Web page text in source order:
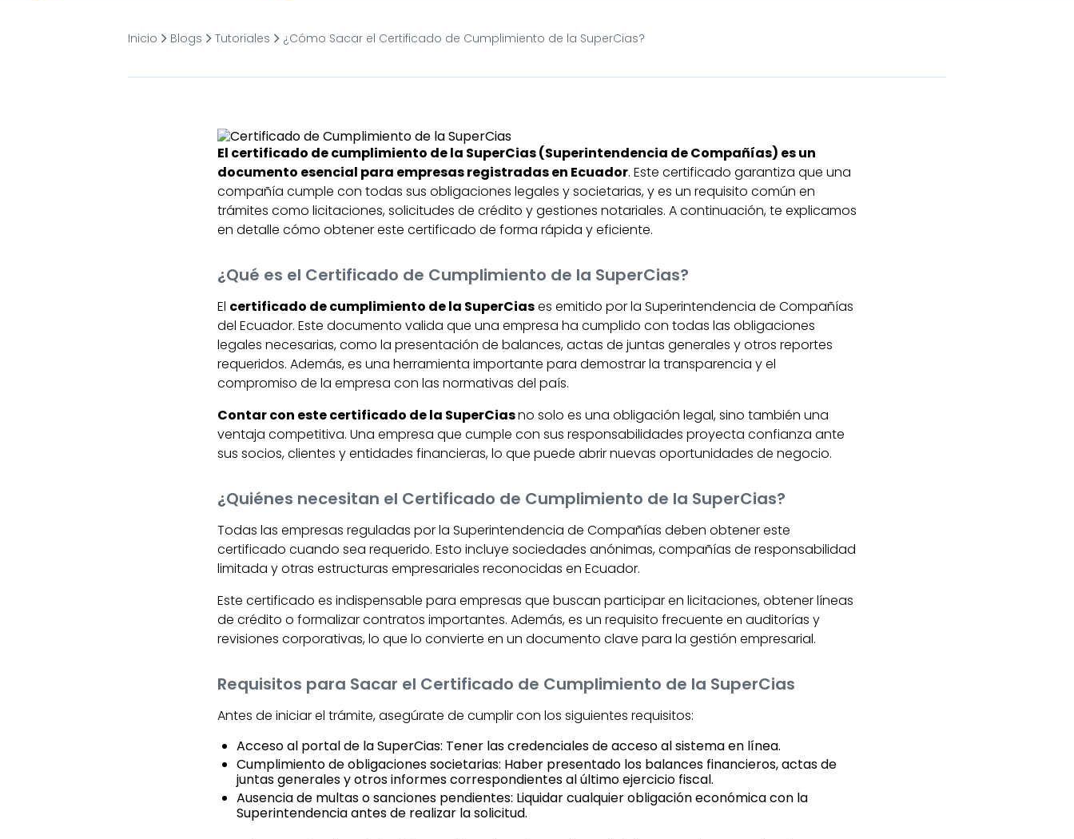
Inicio Blogs Tutoriales ¿Cómo Sacar el Certificado de Cumplimiento de la SuperCias?
El certificado de cumplimiento de la SuperCias (Superintendencia de Compañías) es un
documento esencial para empresas registradas en Ecuador. Este certificado garantiza que una
compañía cumple con todas sus obligaciones legales y societarias, y es un requisito común en
trámites como licitaciones, solicitudes de crédito y gestiones notariales. A continuación, te explicamos
en detalle cómo obtener este certificado de forma rápida y eficiente.
¿Qué es el Certificado de Cumplimiento de la SuperCias?
El certificado de cumplimiento de la SuperCiases emitido por la Superintendencia de Compañías
del Ecuador. Este documento valida que una empresa ha cumplido con todas las obligaciones
legales necesarias, como la presentación de balances, actas de juntas generales y otros reportes
requeridos. Además, es una herramienta importante para demostrar la transparencia y el
compromiso de la empresa con las normativas del país.
Contar con este certificado de la SuperCiasno solo es una obligación legal, sino también una
ventaja competitiva. Una empresa que cumple con sus responsabilidades proyecta confianza ante
sus socios, clientes y entidades financieras, lo que puede abrir nuevas oportunidades de negocio.
¿Quiénes necesitan el Certificado de Cumplimiento de la SuperCias?
Todas las empresas reguladas por la Superintendencia de Compañías deben obtener este
certificado cuando sea requerido. Esto incluye sociedades anónimas, compañías de responsabilidad
limitada y otras estructuras empresariales reconocidas en Ecuador.
Este certificado es indispensable para empresas que buscan participar en licitaciones, obtener líneas
de crédito o formalizar contratos importantes. Además, es un requisito frecuente en auditorías y
revisiones corporativas, lo que lo convierte en un documento clave para la gestión empresarial.
Requisitos para Sacar el Certificado de Cumplimiento de la SuperCias
Antes de iniciar el trámite, asegúrate de cumplir con los siguientes requisitos:
Acceso al portal de la SuperCias: Tener las credenciales de acceso al sistema en línea.
Cumplimiento de obligaciones societarias: Haber presentado los balances financieros, actas de
juntas generales y otros informes correspondientes al último ejercicio fiscal.
Ausencia de multas o sanciones pendientes: Liquidar cualquier obligación económica con la
Superintendencia antes de realizar la solicitud.